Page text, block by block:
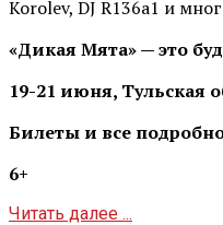
Korolev, DJ R136a1 и
«Дикая Мята» — это
19-21 июня, Тульская
Билеты и все
6+
Читать далее ...